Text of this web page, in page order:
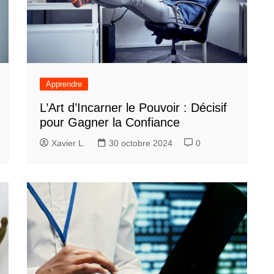
Apprendre
L’Art d’Incarner le Pouvoir : Décisif
pour Gagner la Confiance
Xavier L. 30 octobre 2024 0